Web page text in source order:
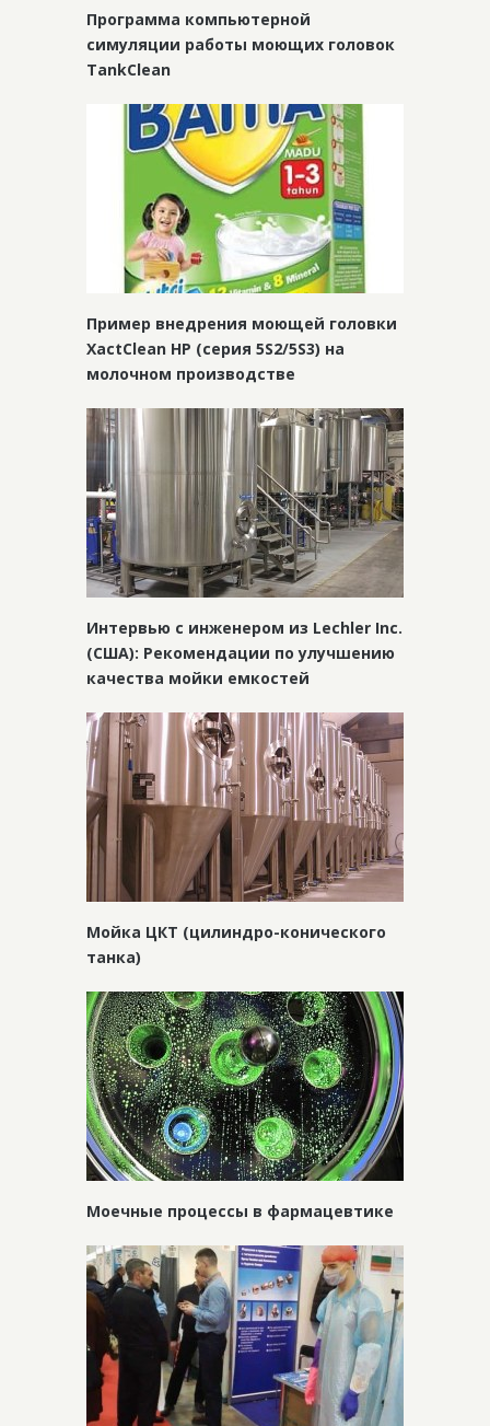
Программа компьютерной
симуляции работы моющих головок
TankClean
Пример внедрения моющей головки
XactClean HP (серия 5S2/5S3) на
молочном производстве
Интервью с инженером из Lechler Inc.
(США): Рекомендации по улучшению
качества мойки емкостей
Мойка ЦКТ (цилиндро-конического
танка)
Моечные процессы в фармацевтике